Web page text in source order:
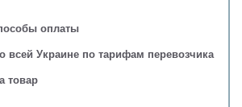
оплаты
всей Украине по тарифам перевозчика
товар